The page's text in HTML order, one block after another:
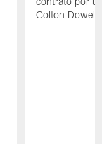
Colton Dowell.